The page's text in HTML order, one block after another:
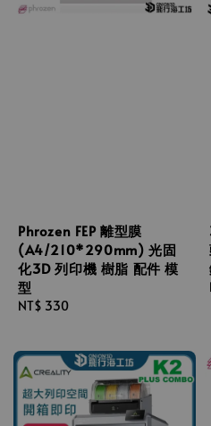
Phrozen FEP 離型膜
(A4/210*290mm) 光固
化3D 列印機 樹脂 配件 模
型
Regular
NT$ 330